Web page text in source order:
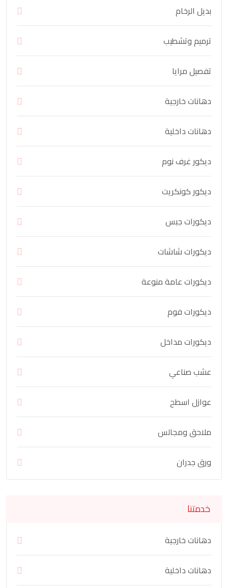
بديل الرخام
ترميم وتشطيب
تفصيل مرايا
دهانات خارجية
دهانات داخلية
ديكور غرف نوم
ديكور كونكريت
ديكورات جبس
ديكورات شاشات
ديكورات عامة منوعة
ديكورات فوم
ديكورات مداخل
عشب صناعي
عوازل اسطح
ملاحق ومجالس
ورق جدران
خدمتنا
دهانات خارجية
دهانات داخلية